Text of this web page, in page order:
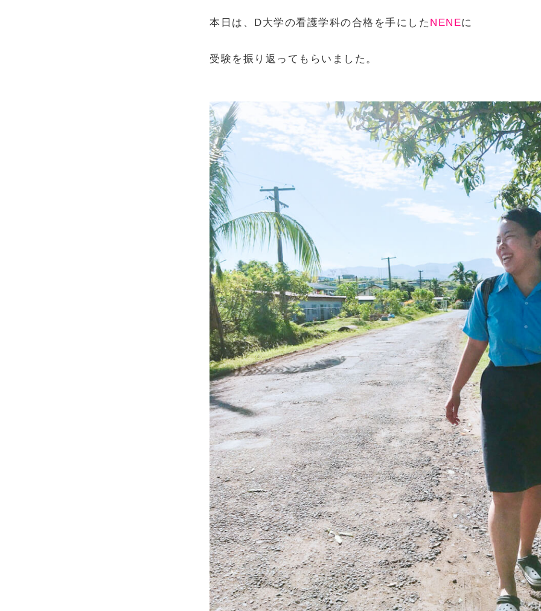
本日は、D大学の看護学科の合格を手にした NENEに
受験を振り返ってもらいました。